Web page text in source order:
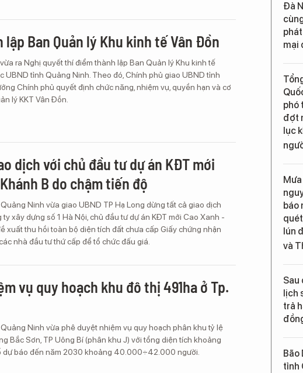
Ban Quản lý Khu kinh tế Vân Đồn
ra Nghị quyết thí điểm thành lập Ban Quản lý Khu kinh tế
UBND tỉnh Quảng Ninh. Theo đó, Chính phủ giao UBND tỉnh
Chính phủ quyết định chức năng, nhiệm vụ, quyền hạn và cơ
lý KKT Vân Đồn.
dịch với chủ đầu tư dự án KĐT mới
B do chậm tiến độ
Ninh vừa giao UBND TP Hạ Long dừng tất cả giao dịch
xây dựng số 1 Hà Nội, chủ đầu tư dự án KĐT mới Cao Xanh -
xuất thu hồi toàn bộ diện tích đất chưa cấp Giấy chứng nhận
nhà đầu tư thứ cấp để tổ chức đấu giá.
vụ quy hoạch khu đô thị 491ha ở Tp.
Ninh vừa phê duyệt nhiệm vụ quy hoạch phân khu tỷ lệ
Bắc Sơn, TP Uông Bí (phân khu J) với tổng diện tích khoảng
dự báo đến năm 2030 khoảng 40.000÷42.000 người.
Đà
mại
phó
đợt
lục
báo
lún
và
Sau
lịch
trả
Bão
tỉnh